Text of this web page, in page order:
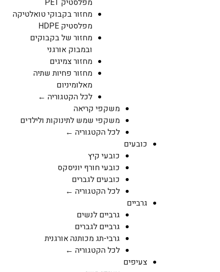
מחזור בקבוקי טואלטיקה
מפלסטיק HDPE
מחזור של בקבוקים
ובמבוק אורגני
מחזור צמיגים
מחזור פחיות שתיה
מאלומיניום
לכל הקטגוריה ←
משקפי קריאה
משקפי שמש לתינוקות ולילדים
לכל הקטגוריה ←
כובעים
כובעי קיץ
כובעי חורף יוניסקס
כובעים לגברים
לכל הקטגוריה ←
גרביים
גרביים לנשים
גרביים לגברים
גרבי-תג מכותנה אורגנית
לכל הקטגוריה ←
צעיפים